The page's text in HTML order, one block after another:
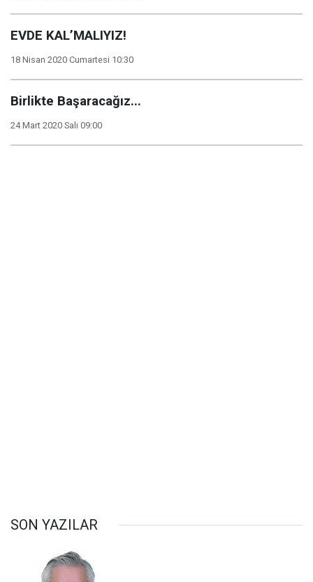
EVDE KAL’MALIYIZ!
18 Nisan 2020 Cumartesi 10:30
Birlikte Başaracağız...
24 Mart 2020 Salı 09:00
SON YAZILAR